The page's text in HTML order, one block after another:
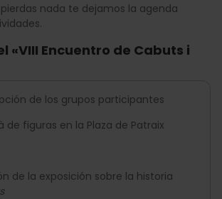
nada te dejamos la agenda
«VIII Encuentro de Cabuts i
de los grupos participantes
de figuras en la Plaza de Patraix
de la exposición sobre la historia